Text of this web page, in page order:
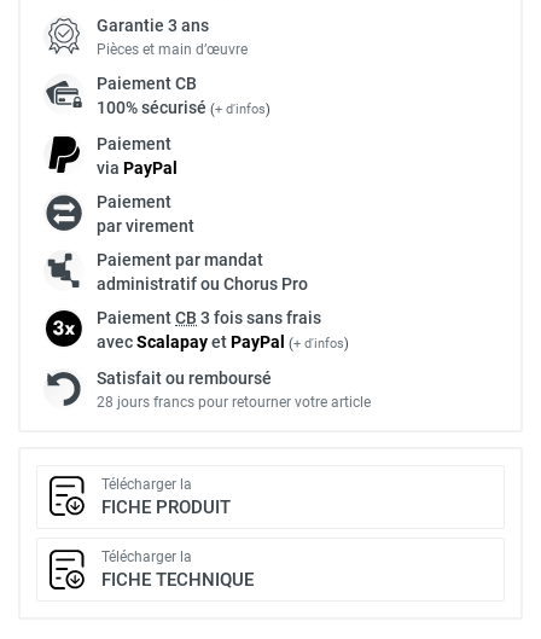
Garantie 3 ans
Pièces et main d’œuvre
PaiementCB
100% sécurisé (+ d'infos)
Paiement
via PayPal
Paiement
par virement
Paiement par mandat
administratif ou Chorus Pro
PaiementCB 3 fois sans frais
avecScalapayetPayPal (+ d'infos)
Satisfait ou remboursé
28 jours francs pour retourner votre article
Télécharger la
FICHE PRODUIT
Télécharger la
FICHE TECHNIQUE